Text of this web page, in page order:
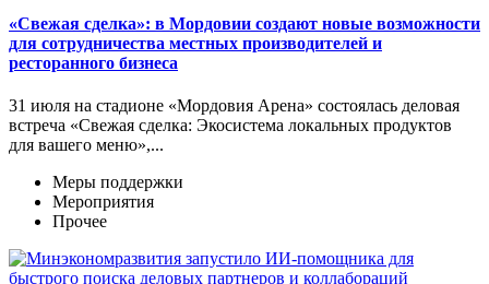
«Свежая сделка»: в Мордовии создают новые возможности
для сотрудничества местных производителей и
ресторанного бизнеса
31 июля на стадионе «Мордовия Арена» состоялась деловая
встреча «Свежая сделка: Экосистема локальных продуктов
для вашего меню»,...
Меры поддержки
Мероприятия
Прочее